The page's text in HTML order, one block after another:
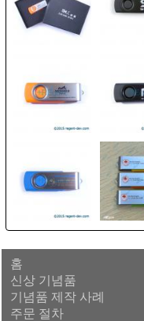
홈
신상 기념품
기념품 제작 사례
주문 절차